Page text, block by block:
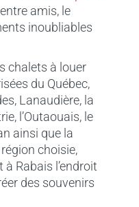
amis, le
inoubliables
chalets à louer
du Québec,
Lanaudière, la
l’Outaouais, le
ainsi que la
choisie,
Rabais l’endroit
des souvenirs